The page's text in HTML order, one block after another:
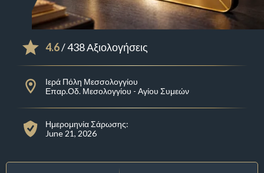
4.6/ 438 Αξιολογήσεις
Ιερά Πόλη Μεσσολογγίου
Επαρ.Οδ. Μεσολογγίου - Αγίου Συμεών
Ημερομηνία Σάρωσης:
June 21, 2026